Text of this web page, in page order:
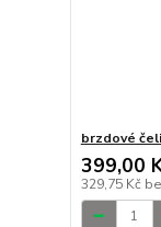
brzdové
399,00
329,75 Kč